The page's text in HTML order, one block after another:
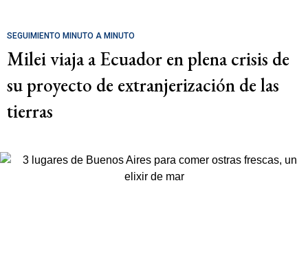
SEGUIMIENTO MINUTO A MINUTO
Milei viaja a Ecuador en plena crisis de
su proyecto de extranjerización de las
tierras